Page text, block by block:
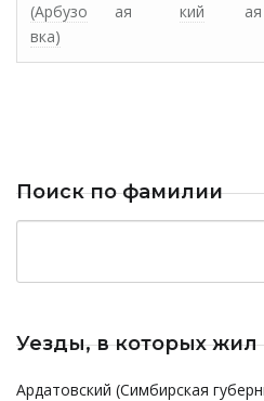
(Арбузо
вка)
ая
кий
ая
Поиск по фамилии
Уезды, в которых жил
Ардатовский (Симбирская